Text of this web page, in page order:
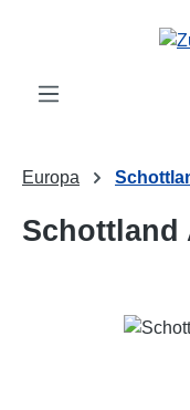
Zum Hauptinhalt
Europa
Schottland
Bildergalerie